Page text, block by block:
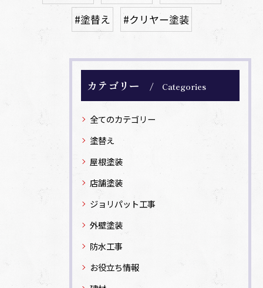
#塗替え
#クリヤー塗装
カテゴリー Categories
全てのカテゴリー
塗替え
屋根塗装
店舗塗装
ジョリパット工事
外壁塗装
防水工事
お役立ち情報